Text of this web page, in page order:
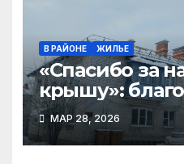
В РАЙОНЕ ЖИЛЬЕ
«Спасибо за
крышу»:
жильцов и
капремонту в
МАР 28, 2026